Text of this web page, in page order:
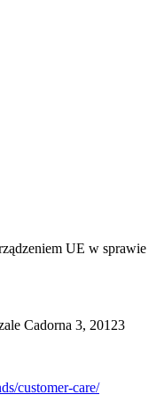
UE w sprawie
Cadorna 3, 20123
customer-care/